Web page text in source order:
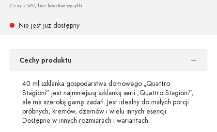
Ceny z VAT, bez kosztów wysyłki
Nie jest już dostępny
Cechy produktu
40 ml szklanka gospodarstwa domowego „Quattro
Stagioni” jest najmniejszą szklanką serii „Quattro Stagioni”,
ale ma szeroką gamę zadań. Jest idealny do małych porcji
próbnych, kremów, dżemów i wielu innych esencji.
Dostępne w innych rozmiarach i wariantach.